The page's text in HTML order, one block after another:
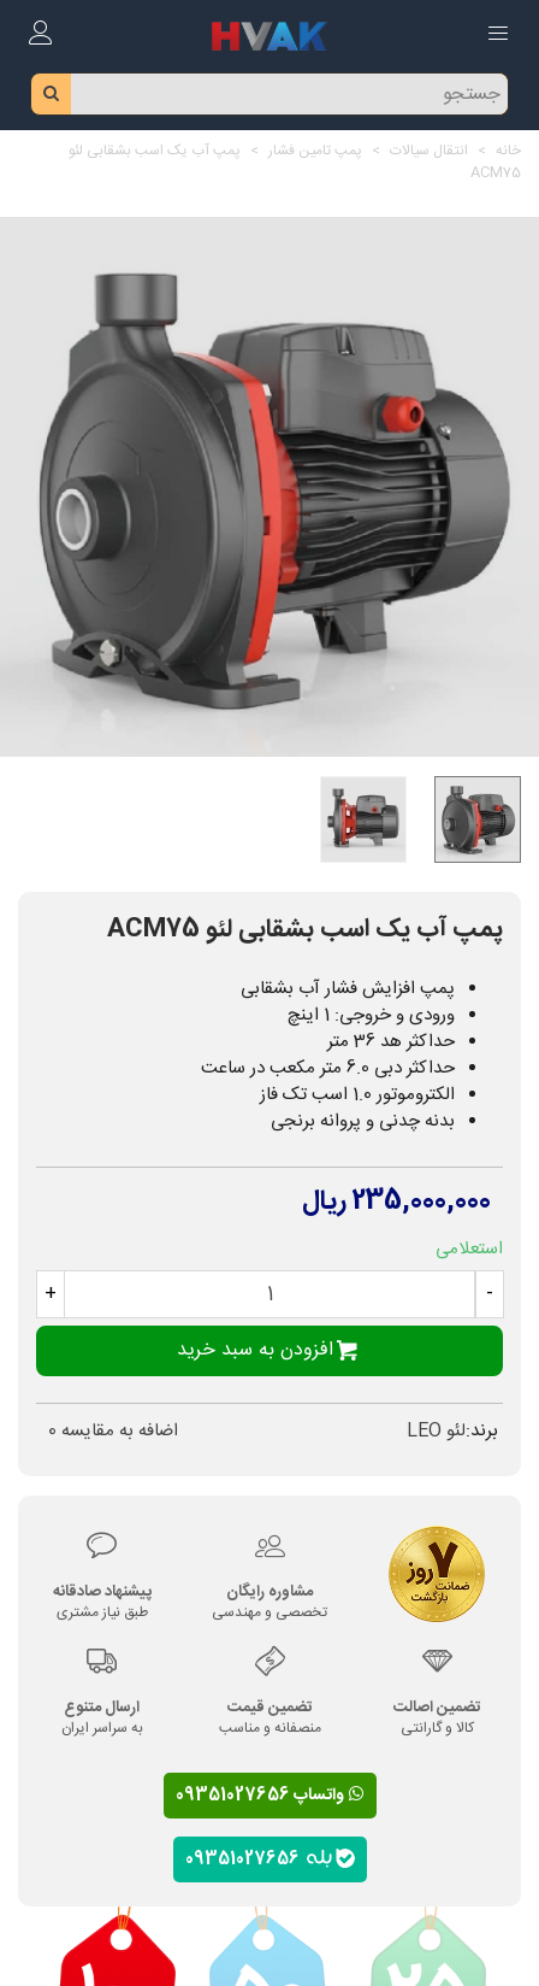
خانه > انتقال سیالات > پمپ تامین فشار > پمپ آب یک اسب بشقابی لئو
ACM75
پمپ آب یک اسب بشقابی لئو ACM75
پمپ افزایش فشار آب بشقابی
ورودی و خروجی: 1 اینچ
حداکثر هد 36 متر
حداکثر دبی 6.0 متر مکعب در ساعت
الکتروموتور 1.0 اسب تک فاز
بدنه چدنی و پروانه برنجی
235,000,000 ریال
استعلامی
-
+
افزودن به سبد خرید
برند:لئو LEO اضافه به مقایسه 0
مشاوره رایگان
تخصصی و مهندسی
پیشنهاد صادقانه
طبق نیاز مشتری
تضمین اصالت
کالا و گارانتی
تضمین قیمت
منصفانه و مناسب
ارسال متنوع
به سراسر ایران
واتساپ 09351027656